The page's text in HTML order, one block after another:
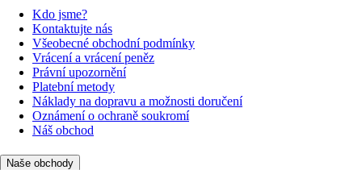
Kdo jsme?
Kontaktujte nás
Všeobecné obchodní podmínky
Vrácení a vrácení peněz
Právní upozornění
Platební metody
Náklady na dopravu a možnosti doručení
Oznámení o ochraně soukromí
Náš obchod
Naše obchody